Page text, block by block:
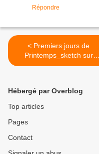
Répondre
< Premiers jours de
Printemps_sketch sur
l'Atelier à Scrap
Hébergé par Overblog
Top articles
Pages
Contact